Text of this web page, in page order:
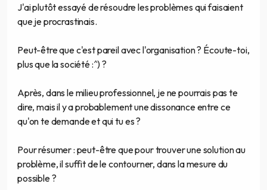
J'ai plutôt essayé de résoudre les problèmes qui faisaient
que je procrastinais.
Peut-être que c'est pareil avec l'organisation ? Écoute-toi,
plus que la société :^) ?
Après, dans le milieu professionnel, je ne pourrais pas te
dire, mais il y a probablement une dissonance entre ce
qu'on te demande et qui tu es ?
Pour résumer : peut-être que pour trouver une solution au
problème, il suffit de le contourner, dans la mesure du
possible ?